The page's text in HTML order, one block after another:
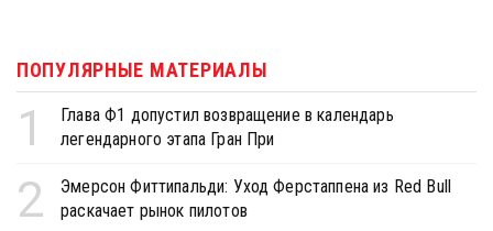
ПОПУЛЯРНЫЕ МАТЕРИАЛЫ
1
Глава Ф1 допустил возвращение в календарь
легендарного этапа Гран При
2
Эмерсон Фиттипальди: Уход Ферстаппена из Red Bull
раскачает рынок пилотов